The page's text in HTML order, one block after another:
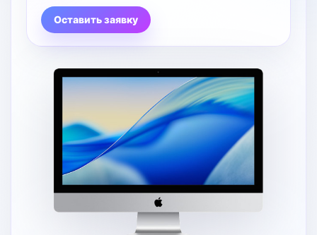
Оставить заявку